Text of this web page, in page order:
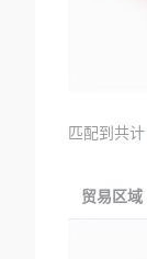
匹配到共计
贸易区域